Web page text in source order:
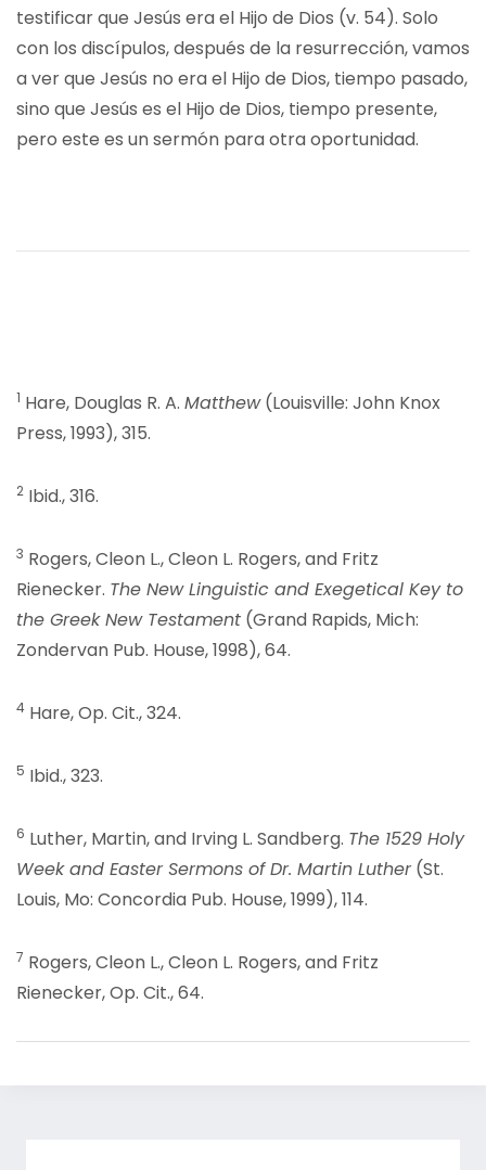
testificar que Jesús era el Hijo de Dios (v. 54). Solo
con los discípulos, después de la resurrección, vamos
a ver que Jesús no era el Hijo de Dios, tiempo pasado,
sino que Jesús es el Hijo de Dios, tiempo presente,
pero este es un sermón para otra oportunidad.
1 Hare, Douglas R. A. Matthew(Louisville: John Knox
Press, 1993), 315.
2 Ibid., 316.
3 Rogers, Cleon L., Cleon L. Rogers, and Fritz
Rienecker. The New Linguistic and Exegetical Key to
the Greek New Testament (Grand Rapids, Mich:
Zondervan Pub. House, 1998), 64.
4 Hare, Op. Cit., 324.
5 Ibid., 323.
6 Luther, Martin, and Irving L. Sandberg. The 1529 Holy
Week and Easter Sermons of Dr. Martin Luther(St.
Louis, Mo: Concordia Pub. House, 1999), 114.
7 Rogers, Cleon L., Cleon L. Rogers, and Fritz
Rienecker, Op. Cit., 64.